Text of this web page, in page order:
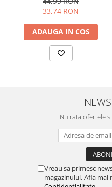
33,74 RON
ADAUGA IN COS
Nu rata ofertele
Vreau sa primesc
magazinului. Afla mai